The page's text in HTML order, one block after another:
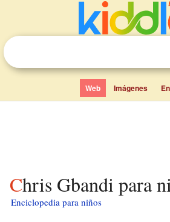
Web Imágenes
Chris Gbandi para
Enciclopedia para niños